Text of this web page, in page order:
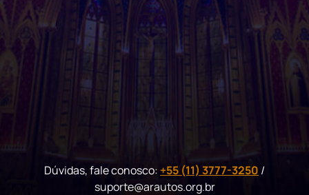
Dúvidas, fale conosco: +55 (11) 3777-3250 /
suporte@arautos.org.br